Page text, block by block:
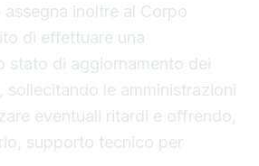
inoltre al Corpo
di effettuare una
stato di aggiornamento dei
sollecitando le amministrazioni
eventuali ritardi e offrendo,
supporto tecnico per